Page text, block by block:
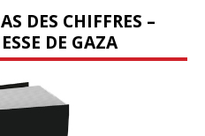
DES CHIFFRES –
DE GAZA